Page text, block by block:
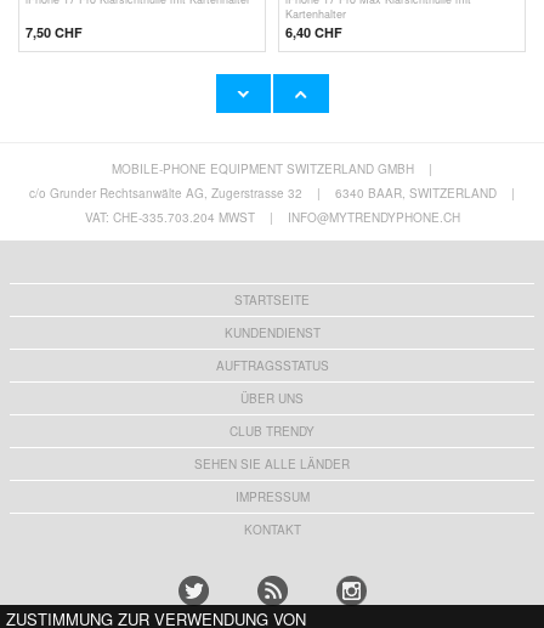
7,50 CHF
Kartenhalter
6,40 CHF
iPhone Air Klarsichthülle mit Kartenhalter Honor 400 Rugged TPU Hülle
8,60 CHF
MOBILE-PHONE EQUIPMENT SWITZERLAND GMBH
|
c/o Grunder Rechtsanwälte AG, Zugerstrasse 32
| 6340 BAAR, SWITZERLAND
|
VAT: CHE-335.703.204 MWST
| INFO@MYTRENDYPHONE.CH
STARTSEITE
KUNDENDIENST
AUFTRAGSSTATUS
ÜBER UNS
CLUB TRENDY
SEHEN SIE ALLE LÄNDER
IMPRESSUM
KONTAKT
ZUSTIMMUNG ZUR VERWENDUNG VON